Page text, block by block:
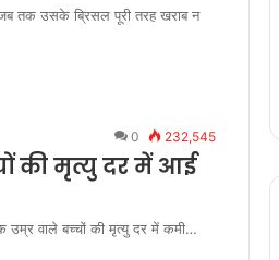
तक उसके ब्रिसल पूरी तरह खराब न
0 232,545
की मृत्यु दर में आई
उम्र वाले बच्चों की मृत्यु दर में कमी…